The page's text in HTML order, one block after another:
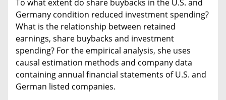
To what extent do share buybacks in the U.S. and
Germany condition reduced investment spending?
What is the relationship between retained
earnings, share buybacks and investment
spending? For the empirical analysis, she uses
causal estimation methods and company data
containing annual financial statements of U.S. and
German listed companies.